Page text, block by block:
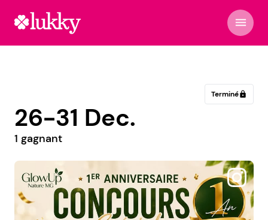
menu
Terminélock
26-31 Dec.
1 gagnant
@sofzog